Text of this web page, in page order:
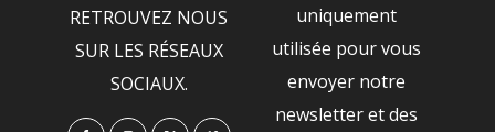
RETROUVEZ NOUS
SUR LES RÉSEAUX
SOCIAUX.
uniquement
utilisée pour vous
envoyer notre
newsletter et des